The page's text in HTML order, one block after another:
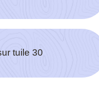
tuile 30